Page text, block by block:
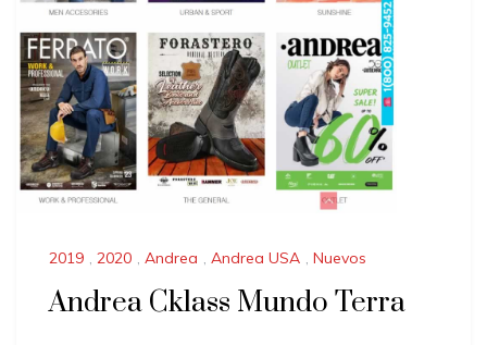
2019 , 2020 , Andrea , Andrea USA , Nuevos
Andrea Cklass Mundo Terra